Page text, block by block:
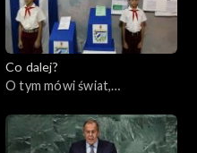
Co dalej?
O tym mówi świat,